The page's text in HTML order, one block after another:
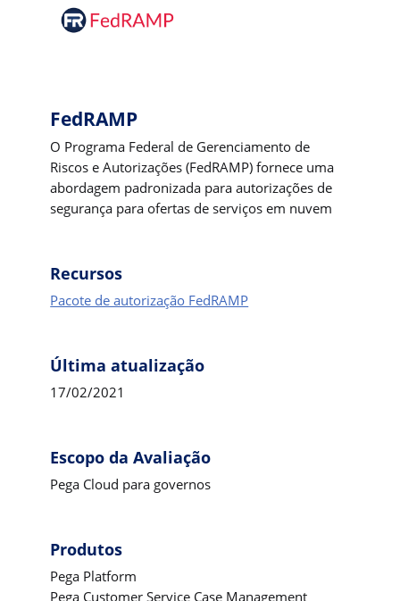
FedRAMP
O Programa Federal de Gerenciamento de
Riscos e Autorizações (FedRAMP) fornece uma
abordagem padronizada para autorizações de
segurança para ofertas de serviços em nuvem
Recursos
Pacote de autorização FedRAMP
Última atualização
17/02/2021
Escopo da Avaliação
Pega Cloud para governos
Produtos
Pega Platform
Pega Customer Service Case Management